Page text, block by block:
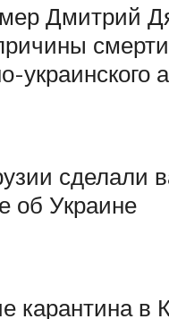
Дмитрий
смерти
украинского
сделали
об Украине
карантина в